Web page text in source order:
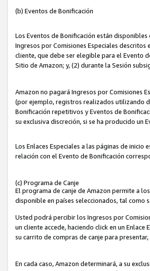
(b) Eventos de Bonificación
Los Eventos de Bonificación están
Ingresos por Comisiones Especiales descritos
cliente, que debe ser elegible para el Evento
Sitio de Amazon; y, (2) durante la Sesión
Amazon no pagará Ingresos por Comisiones
(por ejemplo, registros realizados utilizando
Bonificación repetitivos y Eventos de
su exclusiva discreción, si se ha producido un
Los Enlaces Especiales a las páginas de
relación con el Evento de Bonificación
(c) Programa de Canje
El programa de canje de Amazon permite a
disponible en países seleccionados, tal como
Usted podrá percibir los Ingresos por
un cliente accede, haciendo click en un
su carrito de compras de canje para
En cada caso, Amazon determinará, a su